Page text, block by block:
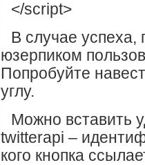
</script>
В случае успеха,
юзерпиком
Попробуйте
углу.
Можно вставить
twitterapi –
кого кнопка